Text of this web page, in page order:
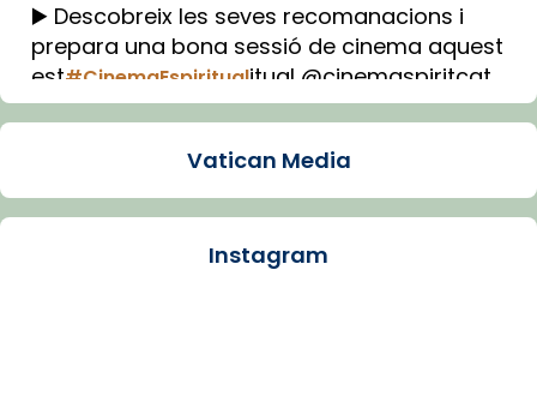
▶️ Descobreix les seves recomanacions i
prepara una bona sessió de cinema aquest
est#CinemaEspiritualitual @cinemaspiritcat
Imatge: Generada amb IA (OpenAI)
View on Facebook · Share
Arquebisbat de Barcelona
Vatican Media
Instagram